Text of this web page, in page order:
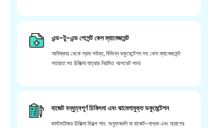
এন্ড-টু-এন্ড পেশেন্ট কেস ম্যানেজমেন্ট
আবিষ্কার থেকে স্রাব পর্যন্ত, বিভিন্ন ডকুমেন্টেশন সহ কেস ম্যানেজমেন্ট
সহায়তা সহ চিকিত্সা যাত্রার নিয়মিত আপডেট পান।
বাজেট বন্ধুত্বপূর্ণ চিকিৎসা এবং ঝামেলামুক্ত ডকুমেন্টেশন
কাস্টমাইজড চিকিত্সা বিকল্প পান. অনুমানগুলি যা বাজেট-বান্ধব এবং অ্যাপের